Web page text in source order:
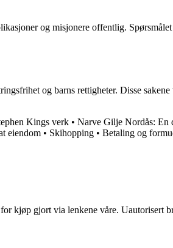
og misjonere offentlig.
og barns rettigheter. Disse
Kings verk • Narve Gilje Nordås: En
eiendom • Skihopping • Betaling og
kjøp gjort via lenkene våre. Uautorisert